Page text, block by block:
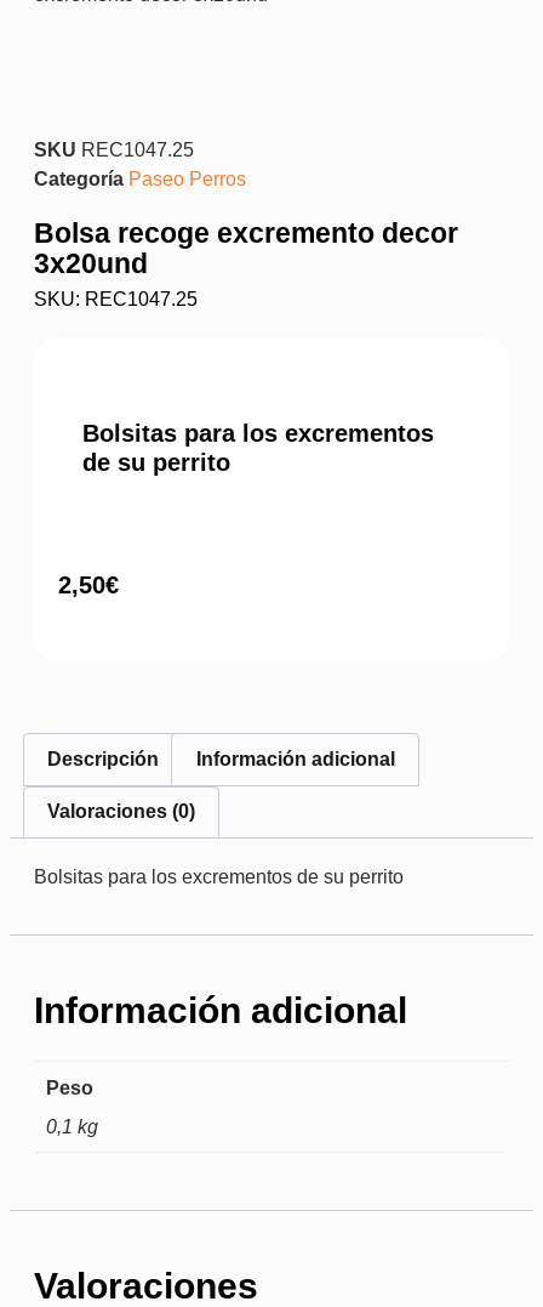
SKU REC1047.25
Categoría Paseo Perros
Bolsa recoge excremento decor
3x20und
SKU: REC1047.25
Bolsitas para los excrementos
de su perrito
2,50€
Descripción Información adicional
Valoraciones (0)
Bolsitas para los excrementos de su perrito
Información adicional
Peso
0,1 kg
Valoraciones